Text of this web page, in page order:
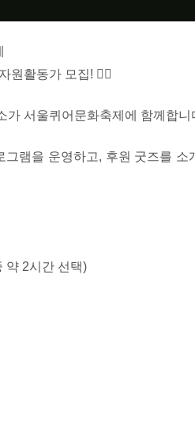
원활동가 모집! 🏳️‍🌈
가 서울퀴어문화축제에 함께합니
그램을 운영하고, 후원 굿즈를
약 2시간 선택)